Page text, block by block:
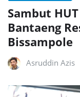
Sambut
Bantaeng
Bissampole
Asruddin Azis